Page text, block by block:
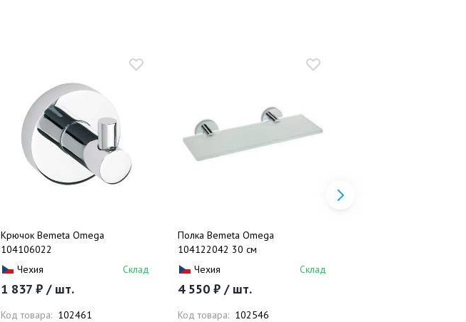
Крючок Bemeta Omega
104106022
Чехия
Склад
1 837 ₽ / шт.
Код товара: 102461
Полка Bemeta Omega
104122042 30 см
Чехия
Склад
4 550 ₽ / шт.
Код товара: 102546